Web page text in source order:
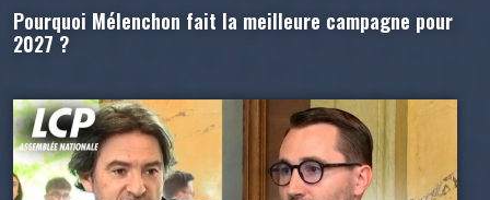
Pourquoi Mélenchon fait la meilleure campagne pour
2027 ?